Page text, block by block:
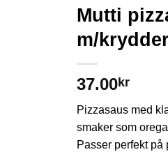
Mutti
m/
37.00kr
Pizzasaus med
smaker som
Passer perfekt på